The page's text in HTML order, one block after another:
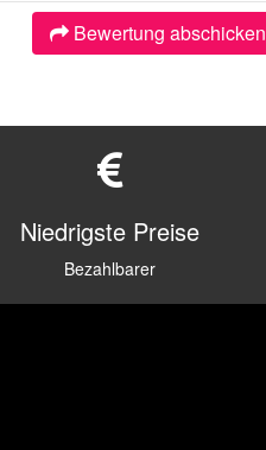
Bewertung abschicken
Niedrigste Preise
Bezahlbarer